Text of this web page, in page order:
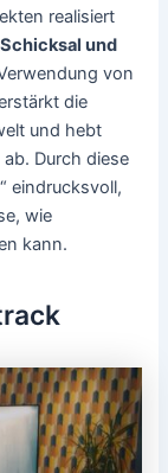
realisiert
Schicksal und
von
die
und hebt
Durch diese
eindrucksvoll,
wie
kann.